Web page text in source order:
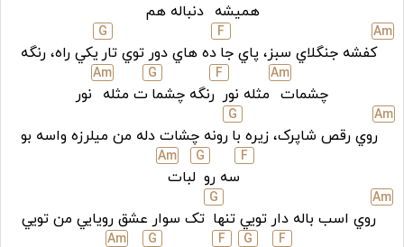
هميشه دنباله هم
Am
کفشه جنگلاي سبز، پاي جا
F
ده هاي دور توي تار
G
يکي راه، رنگه
چشمات
Am
مثله نور
F
رنگه چشما
G
ت مثله
Am
نور
Am
روي رقص شاپرک، زيره با
G
رونه چشات دله من ميلرزه واسه بو
F
سه رو
G
لبات
Am
Am
روي اسب باله دار تويي تنها
G
تک سوار عشق رويايي من تويي
F
G
F
G
Am